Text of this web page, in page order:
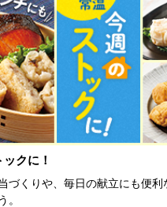
クに！
づくりや、毎日の献立にも便利
。